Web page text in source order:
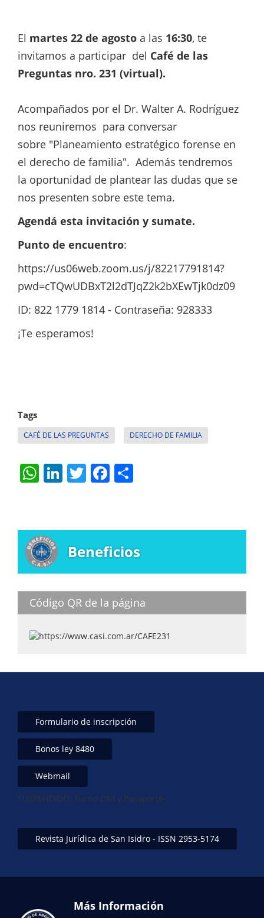
El martes 22 de agosto a las 16:30, te
invitamos a participar del Café de las
Preguntas nro. 231 (virtual).
Acompañados por el Dr. Walter A. Rodríguez
nos reuniremos para conversar
sobre "Planeamiento estratégico forense en
el derecho de familia". Además tendremos
la oportunidad de plantear las dudas que se
nos presenten sobre este tema.
Agendá esta invitación y sumate.
Punto de encuentro:
https://us06web.zoom.us/j/82217791814?
pwd=cTQwUDBxT2l2dTJqZ2k2bXEwTjk0dz09
ID: 822 1779 1814 - Contraseña: 928333
¡Te esperamos!
Tags
CAFÉ DE LAS PREGUNTAS DERECHO DE FAMILIA
W
h
s
A
p
Li
n
e
dI
n
T
w
er
F
a
e
b
o
k
e
Beneficios
Código QR de la página
Formulario de inscripción
Bonos ley 8480
Webmail
SUSPENDIDO: Turno DNI y Pasaporte-
Revista Jurídica de San Isidro - ISSN 2953-5174
Más Información